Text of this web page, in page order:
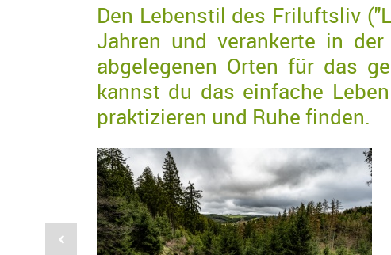
Den Lebenstil des Friluftsliv
Jahren und verankerte in
abgelegenen Orten für das
kannst du das einfache
praktizieren und Ruhe finden.